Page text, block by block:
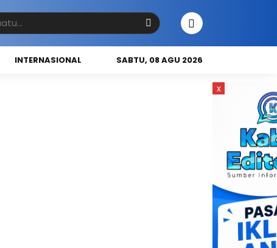
INTERNASIONAL SABTU, 08 AGU 2026
x